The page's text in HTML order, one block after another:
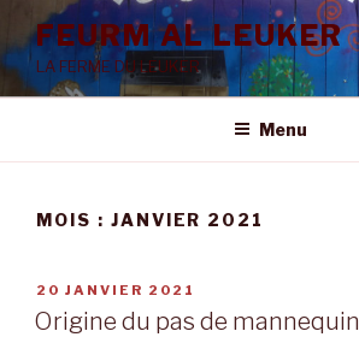
au
contenu
principal
FEURM AL LEUKER
LA FERME DU LEUKER
Menu
MOIS : JANVIER 2021
PUBLIÉ
LE
20 JANVIER 2021
Origine du pas de mannequin